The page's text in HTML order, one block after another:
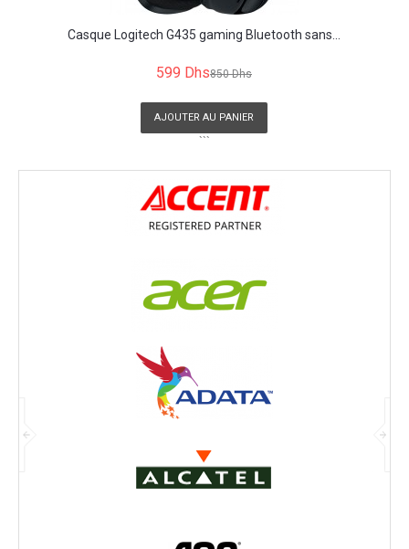
Casque Logitech G435 gaming Bluetooth sans...
599 Dhs850 Dhs
AJOUTER AU PANIER
```